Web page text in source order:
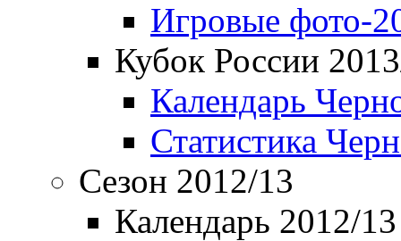
Игровые фото-
Кубок России
Календарь
Статистика
Сезон 2012/13
Календарь 2012/13